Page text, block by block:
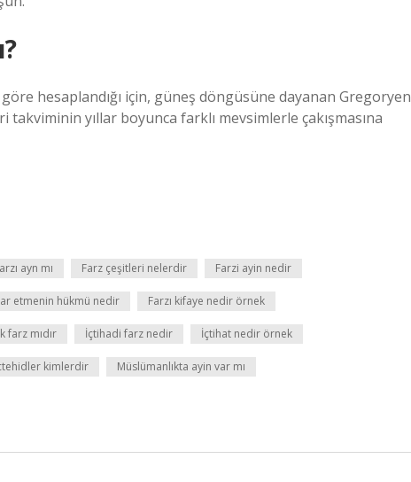
hesaplandığı için, güneş döngüsüne dayanan Gregoryen
takviminin yıllar boyunca farklı mevsimlerle çakışmasına
ayn mı Farz çeşitleri nelerdir Farzi ayin nedir
etmenin hükmü nedir Farzı kifaye nedir örnek
farz mıdır İçtihadi farz nedir İçtihat nedir örnek
kimlerdir Müslümanlıkta ayin var mı